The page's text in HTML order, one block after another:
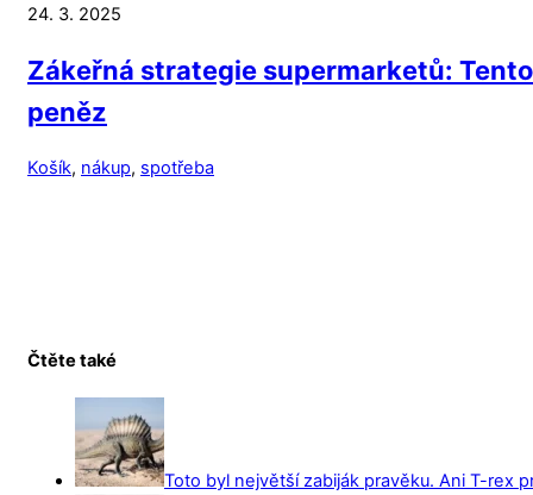
24. 3. 2025
Zákeřná strategie supermarketů:
peněz
Košík, nákup, spotřeba
Čtěte také
Toto byl největší zabiják pravěku. Ani T-rex